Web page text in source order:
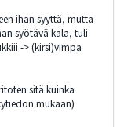
ihan syyttä, mutta
syötävä kala, tuli
-> (kirsi)vimpa
sitä kuinka
mukaan)